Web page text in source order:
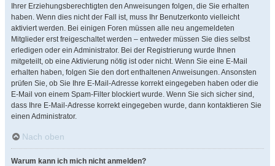
Ihrer Erziehungsberechtigten den Anweisungen folgen, die Sie erhalten
haben. Wenn dies nicht der Fall ist, muss Ihr Benutzerkonto vielleicht
aktiviert werden. Bei einigen Foren müssen alle neu angemeldeten
Mitglieder erst freigeschaltet werden – entweder müssen Sie dies selbst
erledigen oder ein Administrator. Bei der Registrierung wurde Ihnen
mitgeteilt, ob eine Aktivierung nötig ist oder nicht. Wenn Sie eine E-Mail
erhalten haben, folgen Sie den dort enthaltenen Anweisungen. Ansonsten
prüfen Sie, ob Sie Ihre E-Mail-Adresse korrekt eingegeben haben oder die
E-Mail von einem Spam-Filter blockiert wurde. Wenn Sie sich sicher sind,
dass Ihre E-Mail-Adresse korrekt eingegeben wurde, dann kontaktieren Sie
einen Administrator.
Nach oben
Warum kann ich mich nicht anmelden?